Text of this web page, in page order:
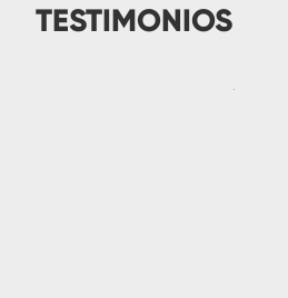
TESTIMONIOS